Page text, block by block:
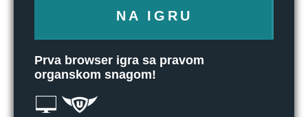
NA IGRU
Prva browser igra sa pravom
organskom snagom!